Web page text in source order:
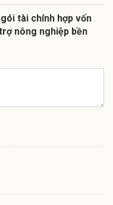
tài chính hợp vốn
nông nghiệp bền